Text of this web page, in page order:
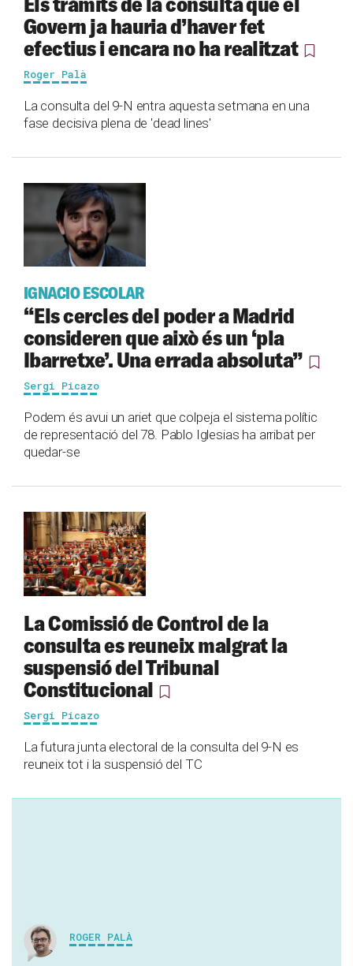
Govern ja hauria d’haver fet
efectius i encara no ha realitzat
Roger Palà
La consulta del 9-N entra aquesta setmana en una
fase decisiva plena de 'dead lines'
IGNACIO ESCOLAR
“Els cercles del poder a Madrid
consideren que això és un ‘pla
Ibarretxe’. Una errada absoluta”
Sergi Picazo
Podem és avui un ariet que colpeja el sistema polític
de representació del 78. Pablo Iglesias ha arribat per
quedar-se
La Comissió de Control de la
consulta es reuneix malgrat la
suspensió del Tribunal
Constitucional
Sergi Picazo
La futura junta electoral de la consulta del 9-N es
reuneix tot i la suspensió del TC
ROGER PALÀ